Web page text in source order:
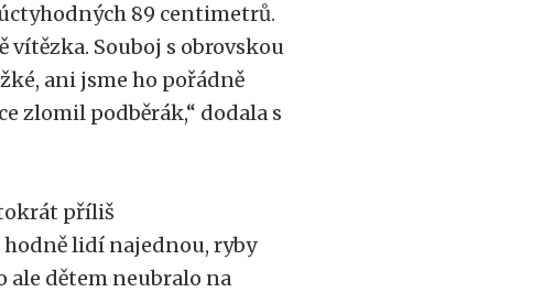
89 centimetrů.
vítězka. Souboj s obrovskou
ani jsme ho pořádně
zlomil podběrák,“ dodala s
příliš
hodně lidí najednou, ryby
ale dětem neubralo na